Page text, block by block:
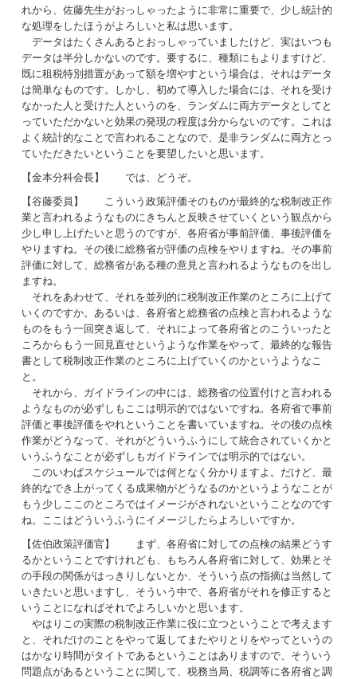
れから、佐藤先生がおっしゃったように非常に重要で、少し統計的
な処理をしたほうがよろしいと私は思います。
データはたくさんあるとおっしゃっていましたけど、実はいつも
データは半分しかないのです。要するに、種類にもよりますけど、
既に租税特別措置があって額を増やすという場合は、それはデータ
は簡単なものです。しかし、初めて導入した場合には、それを受け
なかった人と受けた人というのを、ランダムに両方データとしてと
っていただかないと効果の発現の程度は分からないのです。これは
よく統計的なことで言われることなので、是非ランダムに両方とっ
ていただきたいということを要望したいと思います。
【金本分科会長】 では、どうぞ。
【谷藤委員】 こういう政策評価そのものが最終的な税制改正作
業と言われるようなものにきちんと反映させていくという観点から
少し申し上げたいと思うのですが、各府省が事前評価、事後評価を
やりますね。その後に総務省が評価の点検をやりますね。その事前
評価に対して、総務省がある種の意見と言われるようなものを出し
ますね。
それをあわせて、それを並列的に税制改正作業のところに上げて
いくのですか。あるいは、各府省と総務省の点検と言われるような
ものをもう一回突き返して、それによって各府省とのこういったと
ころからもう一回見直せというような作業をやって、最終的な報告
書として税制改正作業のところに上げていくのかというようなこ
と。
それから、ガイドラインの中には、総務省の位置付けと言われる
ようなものが必ずしもここは明示的ではないですね。各府省で事前
評価と事後評価をやれということを書いていますね。その後の点検
作業がどうなって、それがどういうふうにして統合されていくかと
いうふうなことが必ずしもガイドラインでは明示的ではない。
このいわばスケジュールでは何となく分かりますよ。だけど、最
終的なでき上がってくる成果物がどうなるのかというようなことが
もう少しここのところではイメージがされないということなのです
ね。ここはどういうふうにイメージしたらよろしいですか。
【佐伯政策評価官】 まず、各府省に対しての点検の結果どうす
るかということですけれども、もちろん各府省に対して、効果とそ
の手段の関係がはっきりしないとか、そういう点の指摘は当然して
いきたいと思いますし、そういう中で、各府省がそれを修正すると
いうことになればそれでよろしいかと思います。
やはりこの実際の税制改正作業に役に立つということで考えます
と、それだけのことをやって返してまたやりとりをやってというの
はかなり時間がタイトであるということはありますので、そういう
問題点があるということに関して、税務当局、税調等に各府省と調